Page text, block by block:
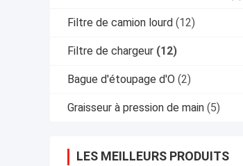
Filtre de camion lourd (12)
Filtre de chargeur (12)
Bague d'étoupage d'O (2)
Graisseur à pression de main (5)
LES MEILLEURS PRODUITS